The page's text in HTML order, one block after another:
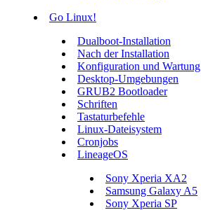
Go Linux!
Dualboot-Installation
Nach der Installation
Konfiguration und Wartung
Desktop-Umgebungen
GRUB2 Bootloader
Schriften
Tastaturbefehle
Linux-Dateisystem
Cronjobs
LineageOS
Sony Xperia XA2
Samsung Galaxy A5
Sony Xperia SP